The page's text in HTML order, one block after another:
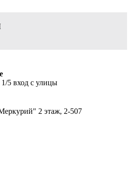
5 вход с улицы
2 этаж, 2-507